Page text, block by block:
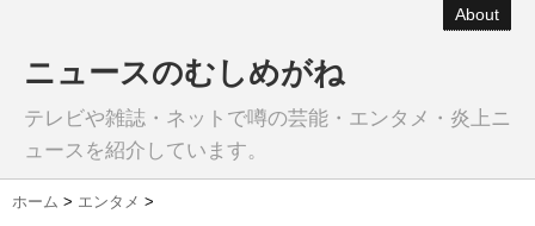
About
ニュースのむしめがね
テレビや雑誌・ネットで噂の芸能・エンタメ・炎上ニ
ュースを紹介しています。
ホーム > エンタメ >